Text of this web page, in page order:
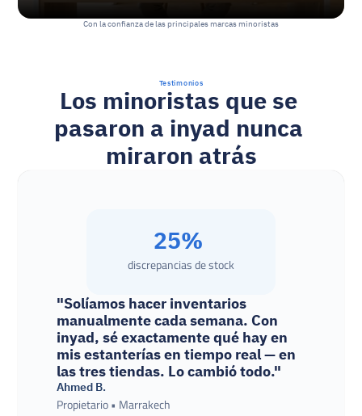
Con la confianza de las principales marcas minoristas
Testimonios
Los minoristas que se
pasaron a inyad nunca
miraron atrás
"Solíamos hacer inventarios
manualmente cada semana. Con
inyad, sé exactamente qué hay en
mis estanterías en tiempo real — en
las tres tiendas. Lo cambió todo."
Ahmed B.
Propietario • Marrakech
25%
discrepancias de stock